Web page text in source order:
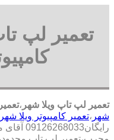
تعمیر لپ
تعمیر لپ تاپ ویلا شهر ،
شهر ،تعمیر کامپیوتر ویلا شهر